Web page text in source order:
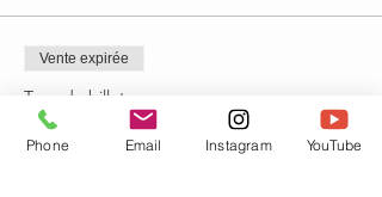
Vente expirée
Type de billet
cours de vinyasa
Phone Email Instagram YouTube